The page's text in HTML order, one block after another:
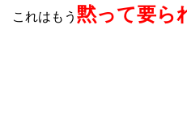
これはもう 黙って要ら